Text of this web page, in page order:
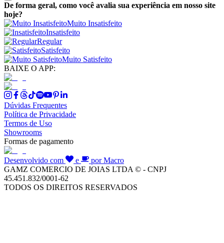
De forma geral, como você avalia sua experiência em nosso site
hoje?
Muito Insatisfeito
Insatisfeito
Regular
Satisfeito
Muito Satisfeito
BAIXE O APP:
Dúvidas Frequentes
Política de Privacidade
Termos de Uso
Showrooms
Formas de pagamento
Desenvolvido com e
por Macro
GAMZ COMERCIO DE JOIAS LTDA © - CNPJ
45.451.832/0001-62
TODOS OS DIREITOS RESERVADOS